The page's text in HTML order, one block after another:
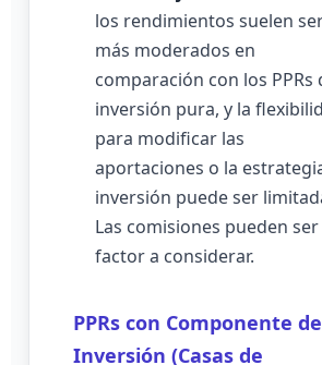
los rendimientos suelen
más moderados en
comparación con los PPRs
inversión pura, y la
para modificar las
aportaciones o la
inversión puede ser
Las comisiones pueden
factor a considerar.
PPRs con Componente de
Inversión (Casas de